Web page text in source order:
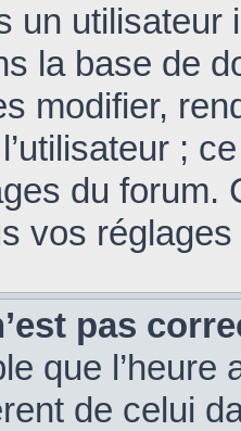
un
la base de
modifier,
;
du forum.
vos
pas
que
de celui